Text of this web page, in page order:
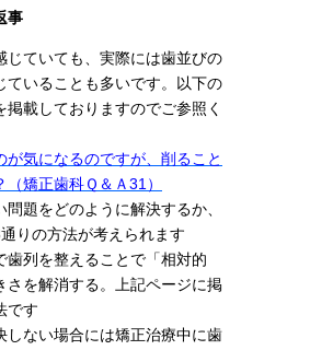
事
じていても、実際には歯並びの
ていることも多いです。以下の
掲載しておりますのでご参照く
が気になるのですが、削ること
矯正歯科Ｑ＆Ａ31）
問題をどのように解決するか、
通りの方法が考えられます
歯列を整えることで「相対的
さを解消する。上記ページに掲
です
しない場合には矯正治療中に歯